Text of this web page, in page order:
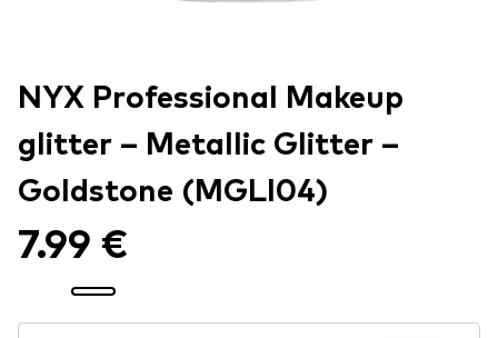
NYX Professional Makeup
glitter – Metallic Glitter –
Goldstone (MGLI04)
7.99 €